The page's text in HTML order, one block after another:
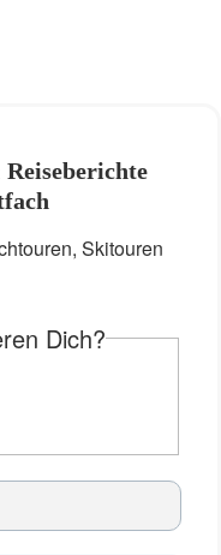
Skitouren
Dich?